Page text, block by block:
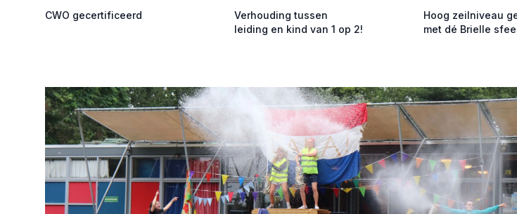
CWO gecertificeerd
Verhouding tussen
leiding en kind van 1 op 2!
Hoog zeilniveau
met dé Brielle